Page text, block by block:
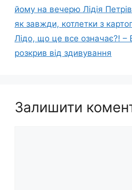
йому на вечерю Лідія
як завжди, котлетки з
Лідо, що це все означає?! –
розкрив від здивування
Залишити